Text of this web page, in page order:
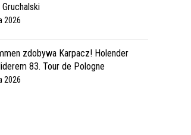
2026
zdobywa Karpacz! Holender
83. Tour de Pologne
2026